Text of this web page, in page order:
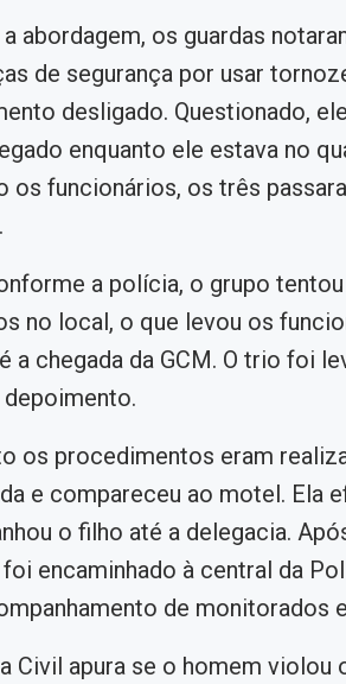
a abordagem, os guardas
de segurança por usar
desligado. Questionado,
enquanto ele estava no
os funcionários, os três
a polícia, o grupo
no local, o que levou os
a chegada da GCM. O trio foi
os procedimentos eram
e compareceu ao motel. Ela
o filho até a delegacia.
encaminhado à central da
de monitorados
Civil apura se o homem violou